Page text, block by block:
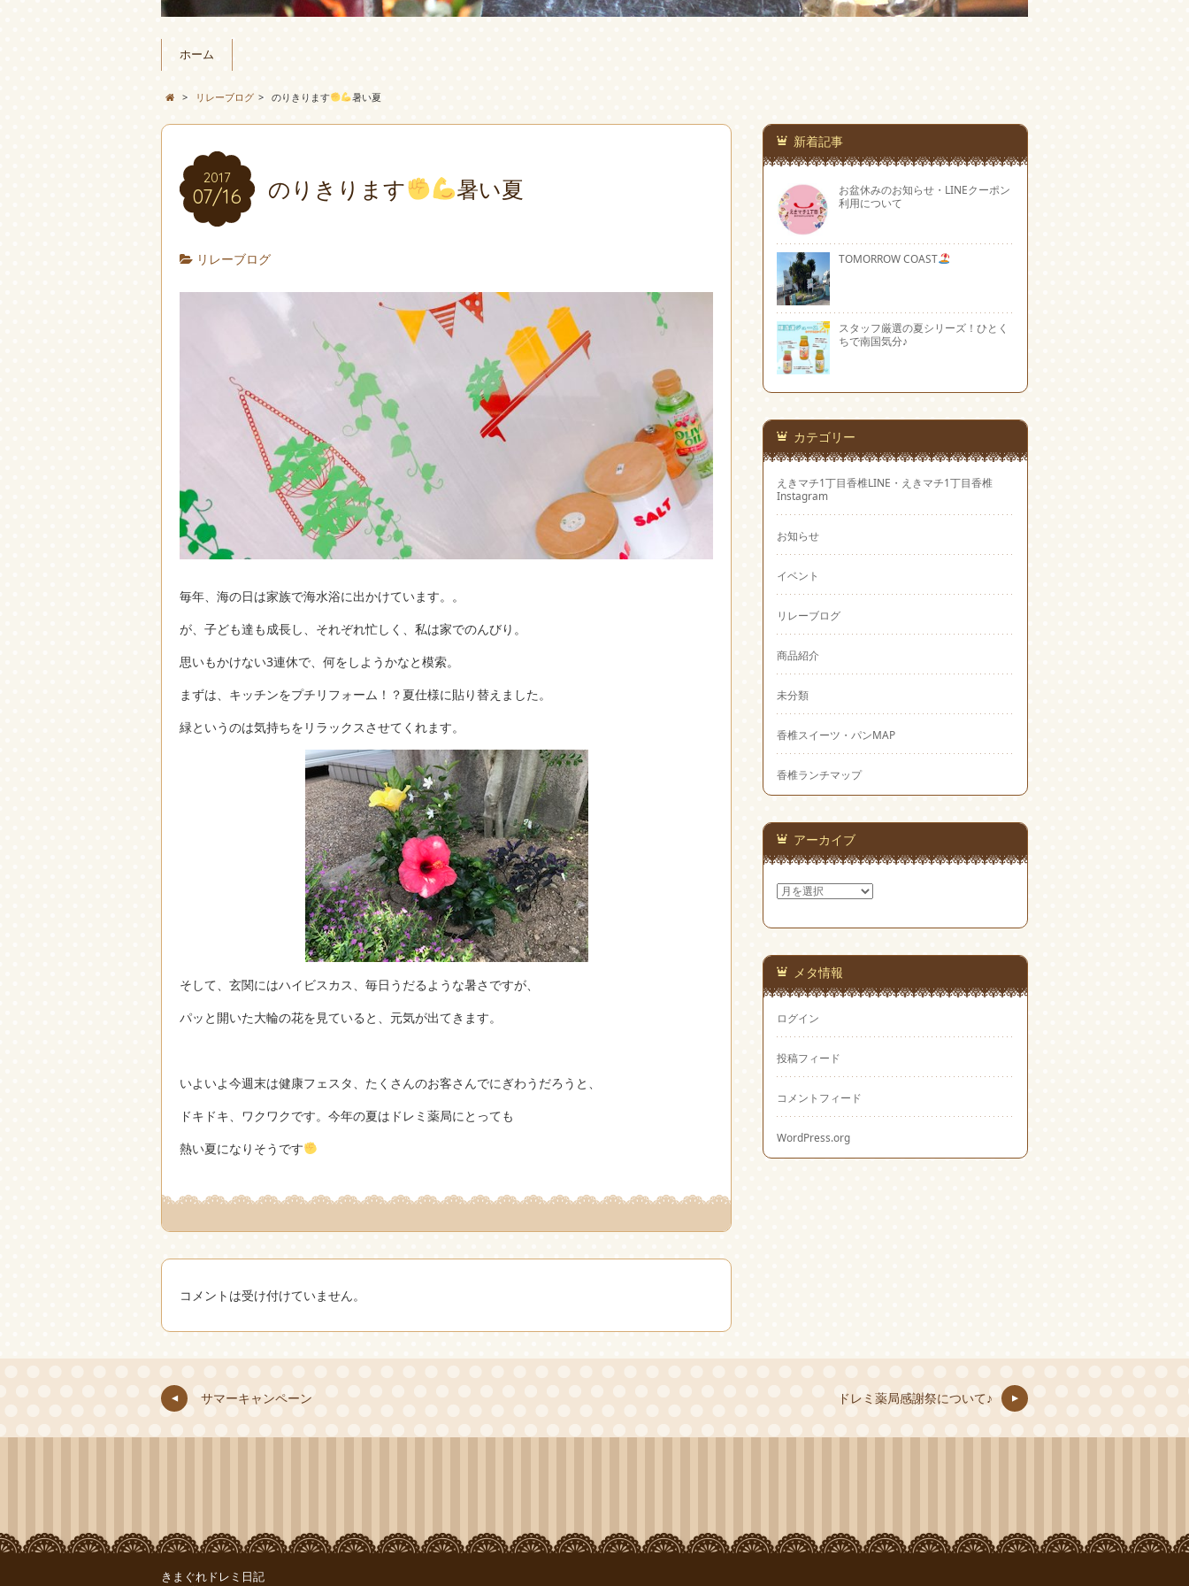
ホーム
> リレーブログ > のりきります 暑い夏
2017
07/16 のりきります 暑い夏
リレーブログ
毎年、海の日は家族で海水浴に出かけています。。
が、子ども達も成長し、それぞれ忙しく、私は家でのんびり。
思いもかけない3連休で、何をしようかなと模索。
まずは、キッチンをプチリフォーム！？夏仕様に貼り替えました。
緑というのは気持ちをリラックスさせてくれます。
そして、玄関にはハイビスカス、毎日うだるような暑さですが、
パッと開いた大輪の花を見ていると、元気が出てきます。
いよいよ今週末は健康フェスタ、たくさんのお客さんでにぎわうだろうと、
ドキドキ、ワクワクです。今年の夏はドレミ薬局にとっても
熱い夏になりそうです
コメントは受け付けていません。
新着記事
お盆休みのお知らせ・LINEクーポン
利用について
TOMORROW COAST
スタッフ厳選の夏シリーズ！ひとく
ちで南国気分♪
カテゴリー
えきマチ1丁目香椎LINE・えきマチ1丁目香椎
Instagram
お知らせ
イベント
リレーブログ
商品紹介
未分類
香椎スイーツ・パンMAP
香椎ランチマップ
アーカイブ
ア
ー
イ
メタ情報
ログイン
投稿フィード
コメントフィード
WordPress.org
サマーキャンペーン ドレミ薬局感謝祭について♪
きまぐれドレミ日記